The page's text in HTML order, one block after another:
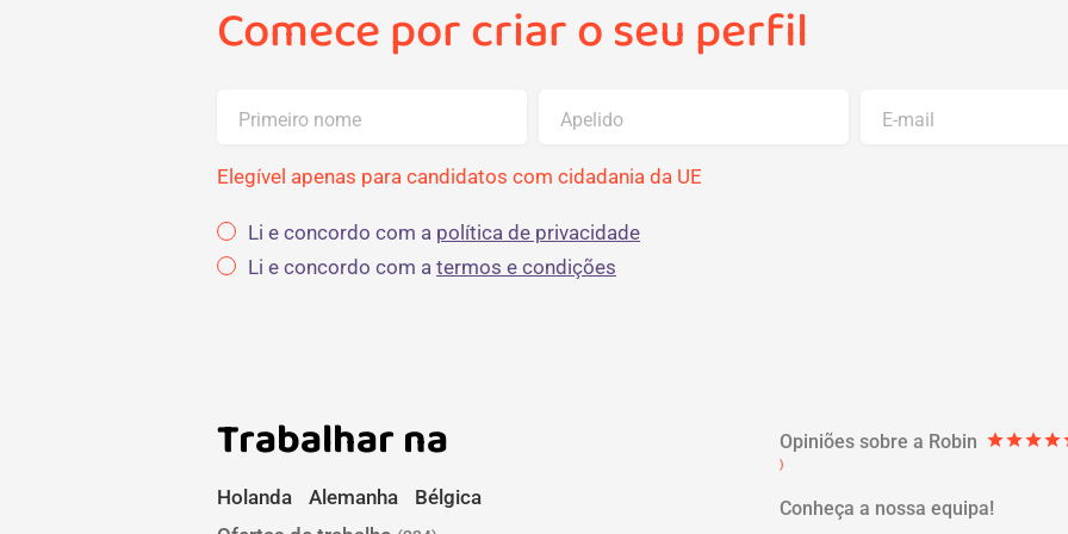
Comece por criar o seu perfil
Primeiro nome Apelido E-mail
Elegível apenas para candidatos com cidadania da UE
Li e concordo com a política de privacidade
Li e concordo com a termos e condições
Trabalhar na
Holanda Alemanha
Bélgica
Opiniões sobre a Robin starstarstarstar
)
Conheça a nossa equipa!